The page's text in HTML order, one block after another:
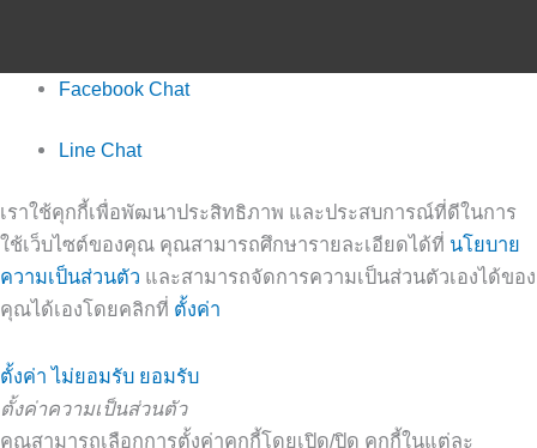
Facebook Chat
Line Chat
เราใช้คุกกี้เพื่อพัฒนาประสิทธิภาพ และประสบการณ์ที่ดีในการ
ใช้เว็บไซต์ของคุณ คุณสามารถศึกษารายละเอียดได้ที่ นโยบาย
ความเป็นส่วนตัว และสามารถจัดการความเป็นส่วนตัวเองได้ของ
คุณได้เองโดยคลิกที่ ตั้งค่า
ตั้งค่า ไม่ยอมรับ ยอมรับ
ตั้งค่าความเป็นส่วนตัว
คุณสามารถเลือกการตั้งค่าคุกกี้โดยเปิด/ปิด คุกกี้ในแต่ละ